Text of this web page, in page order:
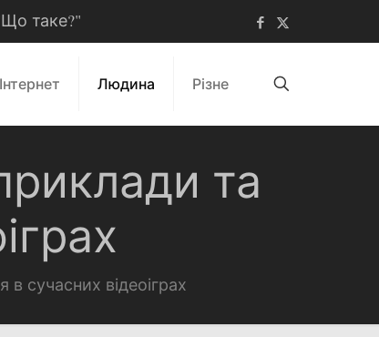
таке?"
Інтернет Людина Різне
та
сучасних відеоіграх